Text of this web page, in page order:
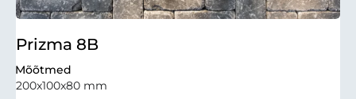
Prizma 8B
Mõõtmed
200x100x80 mm